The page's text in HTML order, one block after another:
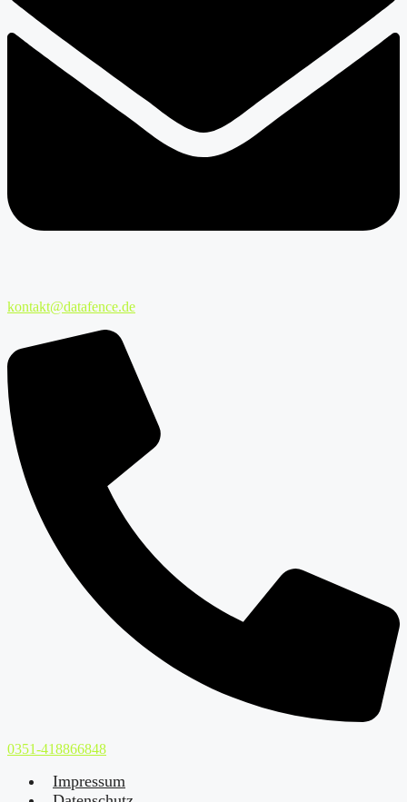
kontakt@datafence.de
0351-418866848
Impressum